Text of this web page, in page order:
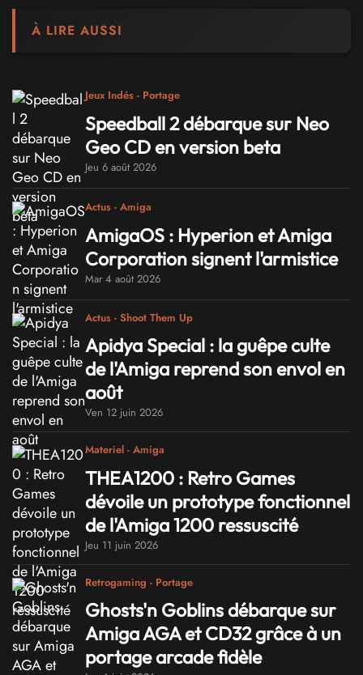
À LIRE AUSSI
Jeux Indés - Portage
Speedball 2 débarque sur Neo
Geo CD en version beta
Jeu 6 août 2026
Actus - Amiga
AmigaOS : Hyperion et Amiga
Corporation signent l'armistice
Mar 4 août 2026
Actus - Shoot Them Up
Apidya Special : la guêpe culte
de l'Amiga reprend son envol en
août
Ven 12 juin 2026
Materiel - Amiga
THEA1200 : Retro Games
dévoile un prototype fonctionnel
de l'Amiga 1200 ressuscité
Jeu 11 juin 2026
Retrogaming - Portage
Ghosts'n Goblins débarque sur
Amiga AGA et CD32 grâce à un
portage arcade fidèle